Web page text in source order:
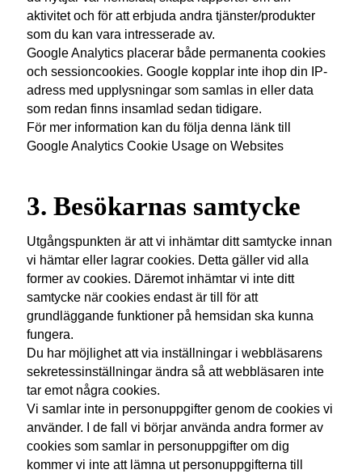
aktivitet och för att erbjuda andra tjänster/produkter
som du kan vara intresserade av.
Google Analytics placerar både permanenta cookies
och sessioncookies. Google kopplar inte ihop din IP-
adress med upplysningar som samlas in eller data
som redan finns insamlad sedan tidigare.
För mer information kan du följa denna länk till
Google Analytics Cookie Usage on Websites
3. Besökarnas samtycke
Utgångspunkten är att vi inhämtar ditt samtycke innan
vi hämtar eller lagrar cookies. Detta gäller vid alla
former av cookies. Däremot inhämtar vi inte ditt
samtycke när cookies endast är till för att
grundläggande funktioner på hemsidan ska kunna
fungera.
Du har möjlighet att via inställningar i webbläsarens
sekretessinställningar ändra så att webbläsaren inte
tar emot några cookies.
Vi samlar inte in personuppgifter genom de cookies vi
använder. I de fall vi börjar använda andra former av
cookies som samlar in personuppgifter om dig
kommer vi inte att lämna ut personuppgifterna till